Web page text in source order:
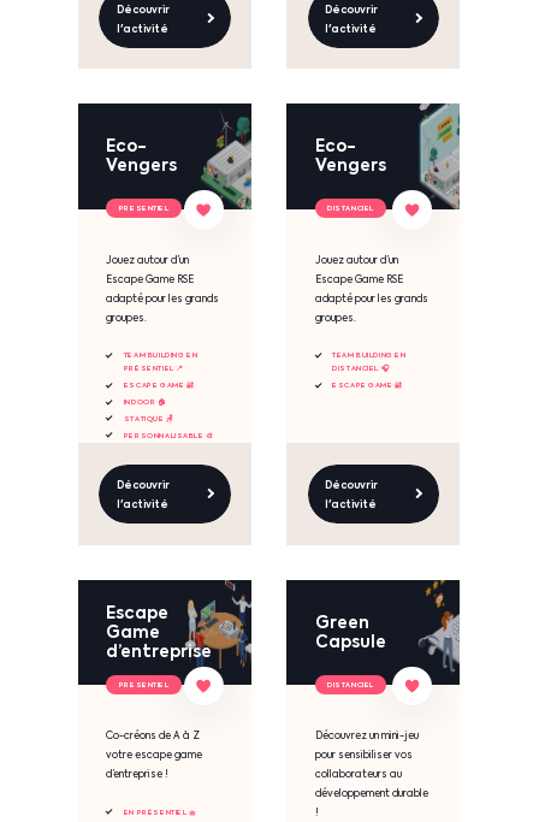
Découvrir
l'activité
Découvrir
l'activité
Eco-
Vengers
Jouez autour d’un
Escape Game RSE
adapté pour les grands
groupes.
TEAM BUILDING EN
PRÉSENTIEL 📍
ESCAPE GAME 🔐
INDOOR 🏠
STATIQUE 🪑
PERSONNALISABLE 🎨
Découvrir
l'activité
PRESENTIEL
Eco-
Vengers
Jouez autour d’un
Escape Game RSE
adapté pour les grands
groupes.
TEAM BUILDING EN
DISTANCIEL 🎧
ESCAPE GAME 🔐
Découvrir
l'activité
DISTANCIEL
Escape
Game
d’entreprise
Co-créons de A à Z
votre escape game
d’entreprise !
EN PRÉSENTIEL 🧺
PRESENTIEL
Green
Capsule
Découvrez un mini-jeu
pour sensibiliser vos
collaborateurs au
développement durable
!
DISTANCIEL